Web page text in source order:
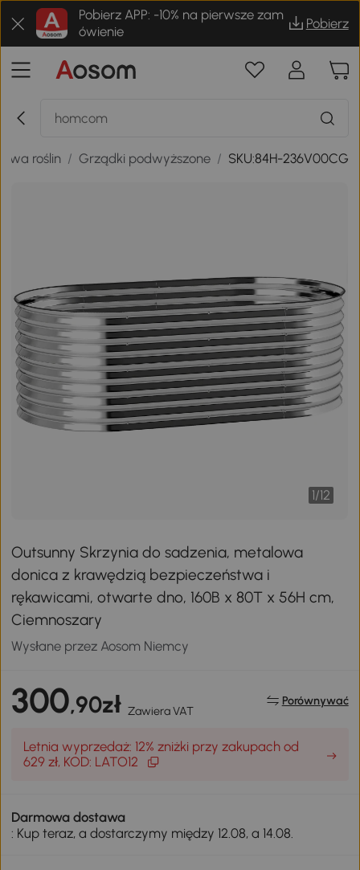
Pobierz APP: -10% na pierwsze zam
ówienie
Pobierz
roślin / Grządki podwyższone / SKU:84H-236V00CG
1/12
Outsunny Skrzynia do sadzenia, metalowa
donica z krawędzią bezpieczeństwa i
rękawicami, otwarte dno, 160B x 80T x 56H cm,
Ciemnoszary
Wysłane przez Aosom Niemcy
300,90zł Zawiera VAT
Porównywać
Letnia wyprzedaż: 12% zniżki przy zakupach od
629 zł, KOD: LATO12
Darmowa dostawa
: Kup teraz, a dostarczymy między 12.08, a 14.08.